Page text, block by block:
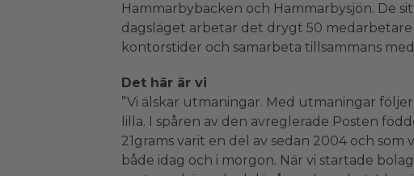
Hammarbybacken och Hammarbysjön. De
dagsläget arbetar det drygt 50
kontorstider och samarbeta tillsammans
Det här är vi
”Vi älskar utmaningar. Med utmaningar
lilla. I spåren av den avreglerade Posten
21grams varit en del av sedan 2004 och
både idag och i morgon. När vi startade